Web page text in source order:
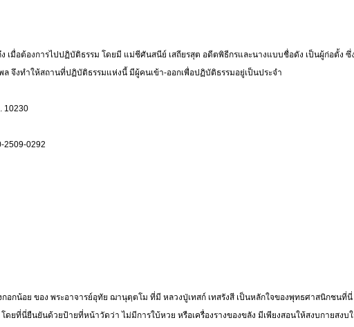
มื่อต้องการไปปฏิบัติธรรม โดยมี แม่ชีศันสนีย์ เสถียรสุต อดีตพิธีกรและนางแบบชื่อดัง เป็นผู้ก่อตั้ง ซึ่
ล จึงทำให้สถานที่ปฏิบัติธรรมแห่งนี้ มีผู้คนเข้า-ออกเพื่อปฏิบัติธรรมอยู่เป็นประจำ
10230
2509-0292
อกน้อย ของ พระอาจารย์อุทัย ฌานุตฺตโม ที่มี หลวงปู่เทสก์ เทสรังสี เป็นหลักใจของพุทธศาสนิกชนที่นี่
ดยที่นี่ยืนยันด้วยป้ายที่หน้าวัดว่า ไม่มีการใบ้หวย หรือเครื่องรางของขลัง มีเพียงสอนให้สงบกายสงบ